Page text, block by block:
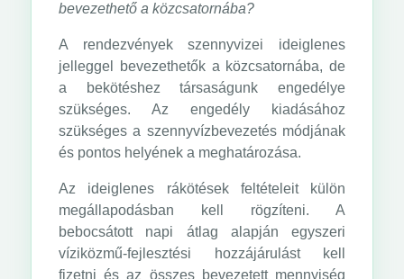
bevezethető a közcsatornába?
A rendezvények szennyvizei ideiglenes
jelleggel bevezethetők a közcsatornába, de
a bekötéshez társaságunk engedélye
szükséges. Az engedély kiadásához
szükséges a szennyvízbevezetés módjának
és pontos helyének a meghatározása.
Az ideiglenes rákötések feltételeit külön
megállapodásban kell rögzíteni. A
bebocsátott napi átlag alapján egyszeri
víziközmű-fejlesztési hozzájárulást kell
fizetni és az összes bevezetett mennyiség